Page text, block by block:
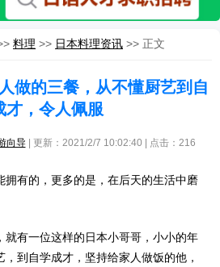
料理 >> 日本料理资讯 >> 正文
做的三餐，从不懂厨艺到自
才，令人佩服
向导| 更新：2021/2/7 10:02:40 | 点击： 216
拥有的，更多的是，在后天的生活中磨
就有一位这样的日本小哥哥，小小的年
到自学成才，坚持给家人做饭的他，